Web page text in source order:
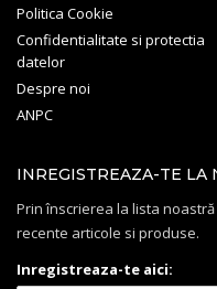
Politica Cookie
Confidentialitate si protectia
datelor
Despre noi
ANPC
INREGISTREAZA-TE LA
Prin înscrierea la lista
recente articole si produse.
Inregistreaza-te aici: